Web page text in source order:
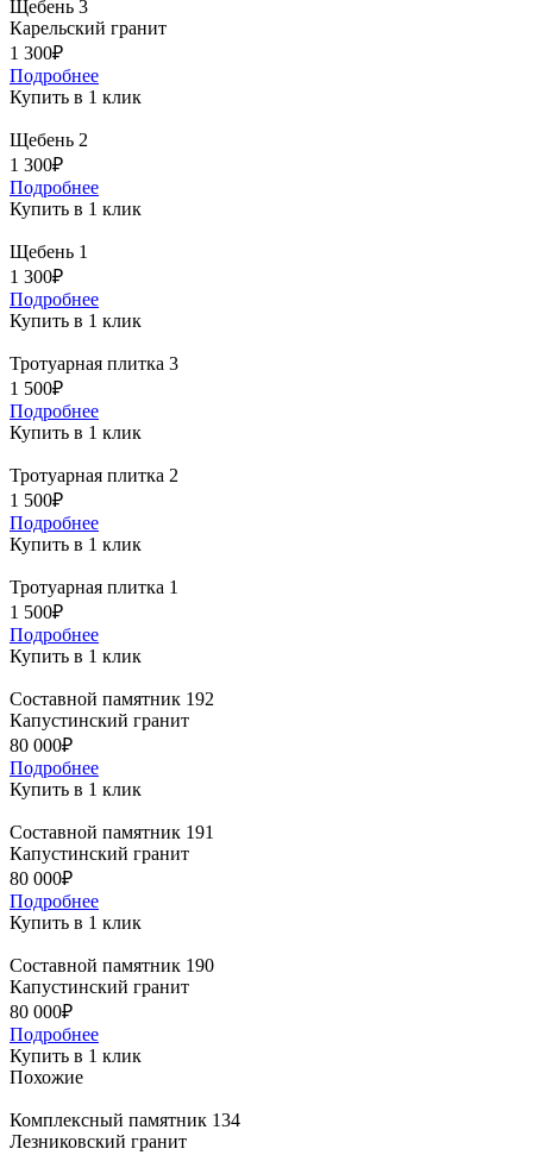
Щебень 3
Карельский гранит
1 300₽
Подробнее
Купить в 1 клик
Щебень 2
1 300₽
Подробнее
Купить в 1 клик
Щебень 1
1 300₽
Подробнее
Купить в 1 клик
Тротуарная плитка 3
1 500₽
Подробнее
Купить в 1 клик
Тротуарная плитка 2
1 500₽
Подробнее
Купить в 1 клик
Тротуарная плитка 1
1 500₽
Подробнее
Купить в 1 клик
Составной памятник 192
Капустинский гранит
80 000₽
Подробнее
Купить в 1 клик
Составной памятник 191
Капустинский гранит
80 000₽
Подробнее
Купить в 1 клик
Составной памятник 190
Капустинский гранит
80 000₽
Подробнее
Купить в 1 клик
Похожие
Комплексный памятник 134
Лезниковский гранит